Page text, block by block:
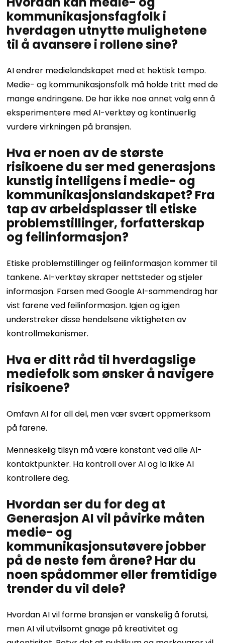
kommunikasjonsfagfolk i
hverdagen utnytte mulighetene
til å avansere i rollene sine?
AI endrer medielandskapet med et hektisk tempo.
Medie- og kommunikasjonsfolk må holde tritt med de
mange endringene. De har ikke noe annet valg enn å
eksperimentere med AI-verktøy og kontinuerlig
vurdere virkningen på bransjen.
Hva er noen av de største
risikoene du ser med generasjons
kunstig intelligens i medie- og
kommunikasjonslandskapet? Fra
tap av arbeidsplasser til etiske
problemstillinger, forfatterskap
og feilinformasjon?
Etiske problemstillinger og feilinformasjon kommer til
tankene. AI-verktøy skraper nettsteder og stjeler
informasjon. Farsen med Google AI-sammendrag har
vist farene ved feilinformasjon. Igjen og igjen
understreker disse hendelsene viktigheten av
kontrollmekanismer.
Hva er ditt råd til hverdagslige
mediefolk som ønsker å navigere
risikoene?
Omfavn AI for all del, men vær svært oppmerksom
på farene.
Menneskelig tilsyn må være konstant ved alle AI-
kontaktpunkter. Ha kontroll over AI og la ikke AI
kontrollere deg.
Hvordan ser du for deg at
Generasjon AI vil påvirke måten
medie- og
kommunikasjonsutøvere jobber
på de neste fem årene? Har du
noen spådommer eller fremtidige
trender du vil dele?
Hvordan AI vil forme bransjen er vanskelig å forutsi,
men AI vil utvilsomt gnage på kreativitet og